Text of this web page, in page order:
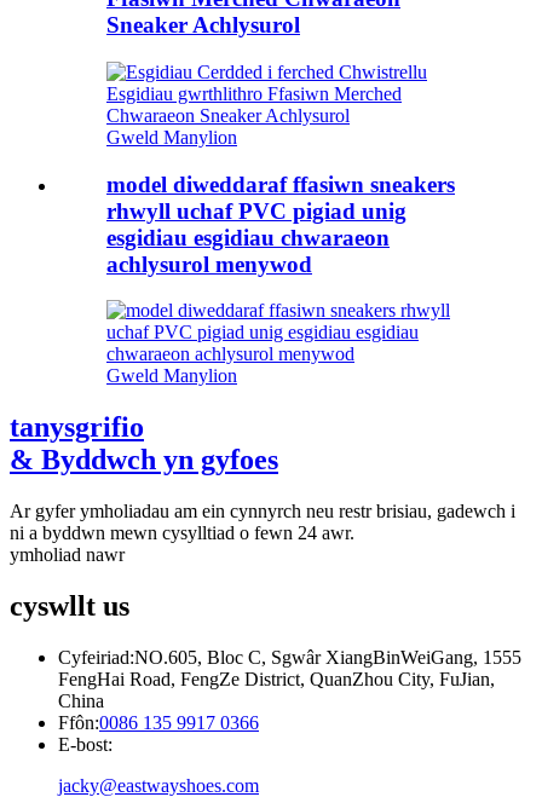
Sneaker Achlysurol
Gweld Manylion
model diweddaraf ffasiwn sneakers
rhwyll uchaf PVC pigiad unig
esgidiau esgidiau chwaraeon
achlysurol menywod
Gweld Manylion
tanysgrifio
& Byddwch yn gyfoes
Ar gyfer ymholiadau am ein cynnyrch neu restr brisiau, gadewch i
ni a byddwn mewn cysylltiad o fewn 24 awr.
ymholiad nawr
cyswllt us
Cyfeiriad:NO.605, Bloc C, Sgwâr XiangBinWeiGang, 1555
FengHai Road, FengZe District, QuanZhou City, FuJian,
China
Ffôn:0086 135 9917 0366
E-bost:
jacky@eastwayshoes.com